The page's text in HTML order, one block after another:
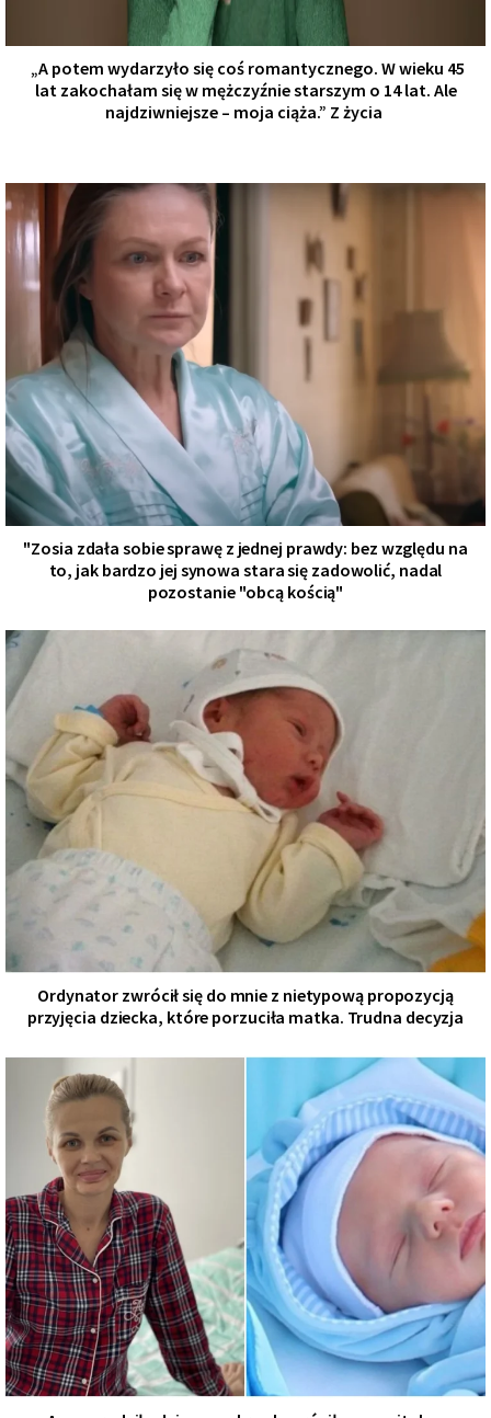
„A potem wydarzyło się coś romantycznego. W wieku 45
lat zakochałam się w mężczyźnie starszym o 14 lat. Ale
najdziwniejsze – moja ciąża.” Z życia
"Zosia zdała sobie sprawę z jednej prawdy: bez względu na
to, jak bardzo jej synowa stara się zadowolić, nadal
pozostanie "obcą kością"
Ordynator zwrócił się do mnie z nietypową propozycją
przyjęcia dziecka, które porzuciła matka. Trudna decyzja